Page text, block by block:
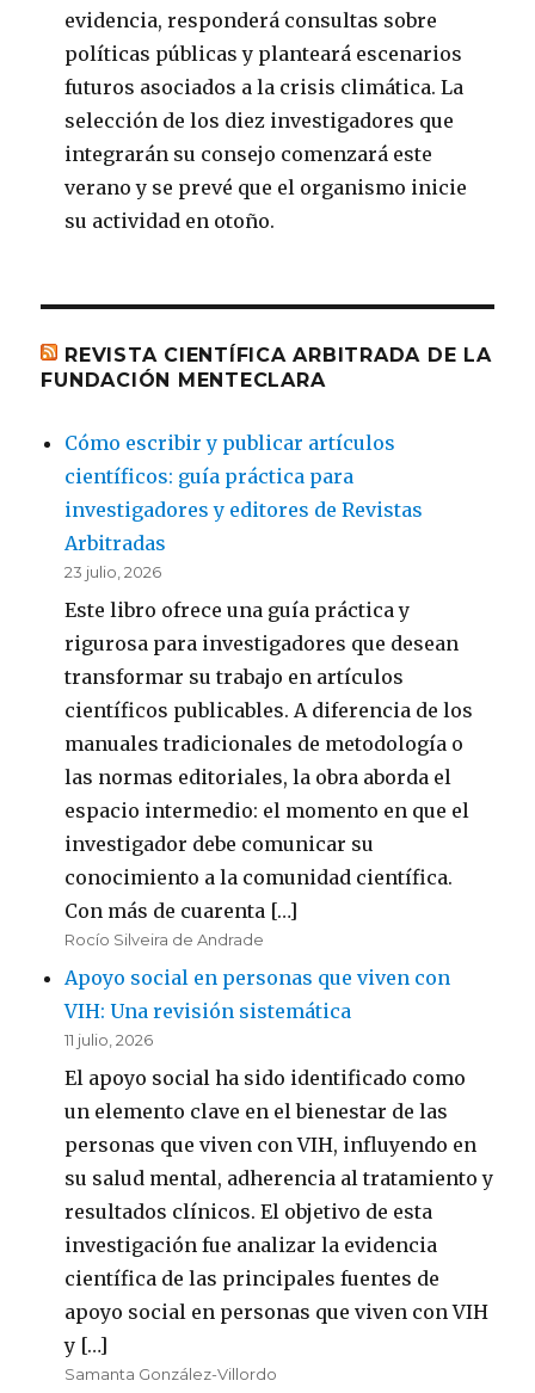
evidencia, responderá consultas sobre
políticas públicas y planteará escenarios
futuros asociados a la crisis climática. La
selección de los diez investigadores que
integrarán su consejo comenzará este
verano y se prevé que el organismo inicie
su actividad en otoño.
REVISTA CIENTÍFICA ARBITRADA DE LA
FUNDACIÓN MENTECLARA
Cómo escribir y publicar artículos
científicos: guía práctica para
investigadores y editores de Revistas
Arbitradas
23 julio, 2026
Este libro ofrece una guía práctica y
rigurosa para investigadores que desean
transformar su trabajo en artículos
científicos publicables. A diferencia de los
manuales tradicionales de metodología o
las normas editoriales, la obra aborda el
espacio intermedio: el momento en que el
investigador debe comunicar su
conocimiento a la comunidad científica.
Con más de cuarenta […]
Rocío Silveira de Andrade
Apoyo social en personas que viven con
VIH: Una revisión sistemática
11 julio, 2026
El apoyo social ha sido identificado como
un elemento clave en el bienestar de las
personas que viven con VIH, influyendo en
su salud mental, adherencia al tratamiento y
resultados clínicos. El objetivo de esta
investigación fue analizar la evidencia
científica de las principales fuentes de
apoyo social en personas que viven con VIH
y […]
Samanta González-Villordo